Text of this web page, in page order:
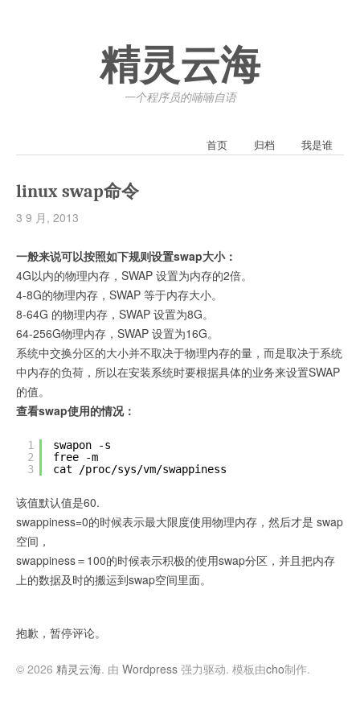
精灵云海
一个程序员的喃喃自语
首页 归档 我是谁
linux swap命令
3 9 月, 2013
一般来说可以按照如下规则设置swap大小：
4G以内的物理内存，SWAP 设置为内存的2倍。
4-8G的物理内存，SWAP 等于内存大小。
8-64G 的物理内存，SWAP 设置为8G。
64-256G物理内存，SWAP 设置为16G。
系统中交换分区的大小并不取决于物理内存的量，而是取决于系统
中内存的负荷，所以在安装系统时要根据具体的业务来设置SWAP
的值。
查看swap使用的情况：
1
2
3
swapon -s
free -m
cat /proc/sys/vm/swappiness
该值默认值是60.
swappiness=0的时候表示最大限度使用物理内存，然后才是 swap
空间，
swappiness＝100的时候表示积极的使用swap分区，并且把内存
上的数据及时的搬运到swap空间里面。
抱歉，暂停评论。
© 2026 精灵云海. 由 Wordpress 强力驱动. 模板由cho制作.